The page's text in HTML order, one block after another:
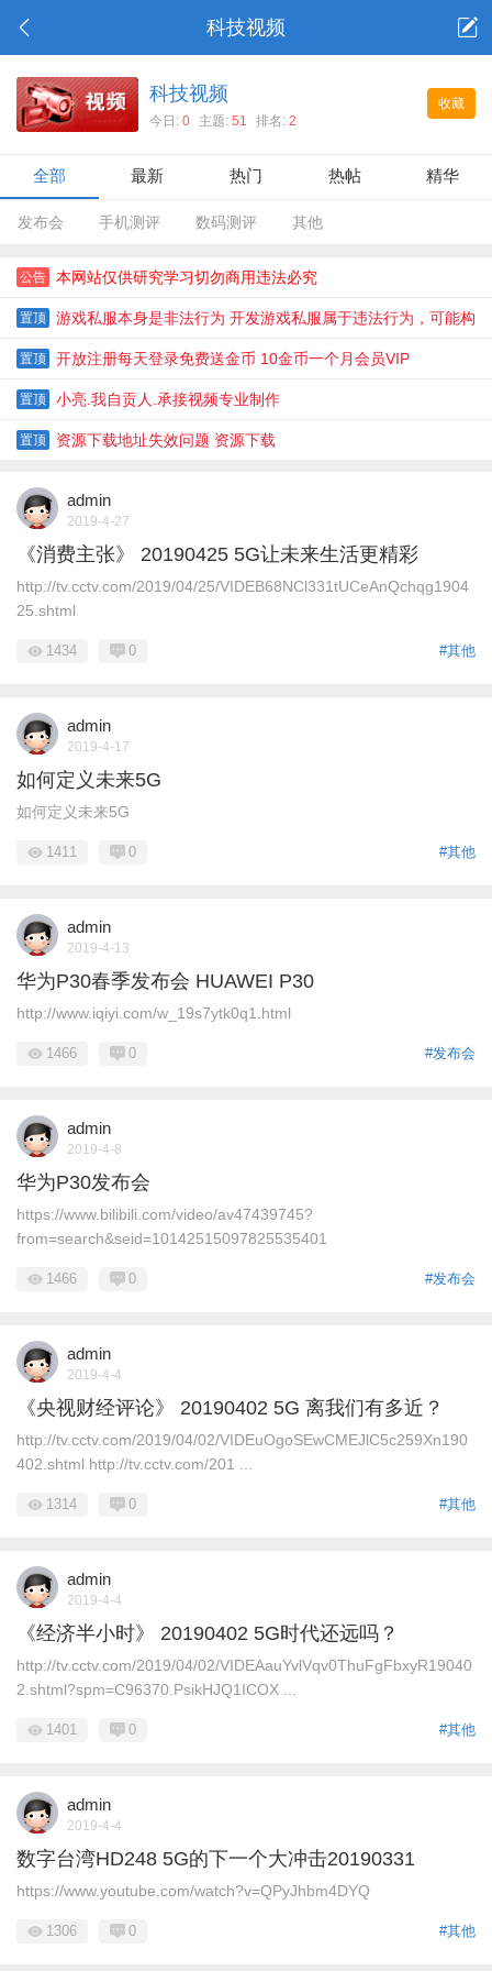
科技视频
收藏
科技视频
今日:0 主题:51 排名:2
全部 最新 热门 热帖 精华
发布会 手机测评 数码测评 其他
公告 本网站仅供研究学习切勿商用违法必究
置顶 游戏私服本身是非法行为 开发游戏私服属于违法行为，可能构
成民事侵权或刑事犯罪
置顶 开放注册每天登录免费送金币 10金币一个月会员VIP
置顶 小亮.我自贡人.承接视频专业制作
置顶 资源下载地址失效问题 资源下载
admin
2019-4-27
《消费主张》 20190425 5G让未来生活更精彩
http://tv.cctv.com/2019/04/25/VIDEB68NCl331tUCeAnQchqg1904
25.shtml
#其他
1434 0
admin
2019-4-17
如何定义未来5G
如何定义未来5G
#其他
1411 0
admin
2019-4-13
华为P30春季发布会 HUAWEI P30
http://www.iqiyi.com/w_19s7ytk0q1.html
#发布会
1466 0
admin
2019-4-8
华为P30发布会
https://www.bilibili.com/video/av47439745?
from=search&seid=10142515097825535401
#发布会
1466 0
admin
2019-4-4
《央视财经评论》 20190402 5G 离我们有多近？
http://tv.cctv.com/2019/04/02/VIDEuOgoSEwCMEJlC5c259Xn190
402.shtml http://tv.cctv.com/201 ...
#其他
1314 0
admin
2019-4-4
《经济半小时》 20190402 5G时代还远吗？
http://tv.cctv.com/2019/04/02/VIDEAauYvlVqv0ThuFgFbxyR19040
2.shtml?spm=C96370.PsikHJQ1ICOX ...
#其他
1401 0
admin
2019-4-4
数字台湾HD248 5G的下一个大冲击20190331
https://www.youtube.com/watch?v=QPyJhbm4DYQ
#其他
1306 0